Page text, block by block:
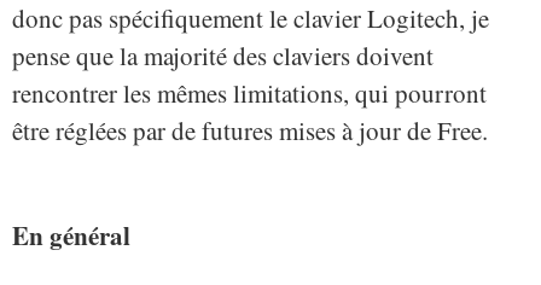
donc pas spécifiquement le clavier Logitech, je
pense que la majorité des claviers doivent
rencontrer les mêmes limitations, qui pourront
être réglées par de futures mises à jour de Free.
En général